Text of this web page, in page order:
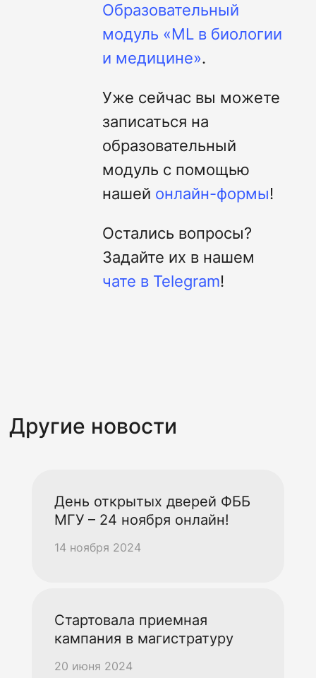
Образовательный
модуль «ML в биологии
и медицине».
Уже сейчас вы можете
записаться на
образовательный
модуль с помощью
нашей онлайн-формы!
Остались вопросы?
Задайте их в нашем
чате в Telegram!
Другие новости
День открытых дверей ФББ
МГУ – 24 ноября онлайн!
14 ноября 2024
Стартовала приемная
кампания в магистратуру
20 июня 2024